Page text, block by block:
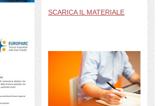
SCARICA IL MATERIALE